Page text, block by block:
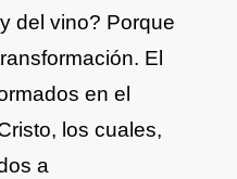
del vino? Porque
El
en el
los cuales,
a